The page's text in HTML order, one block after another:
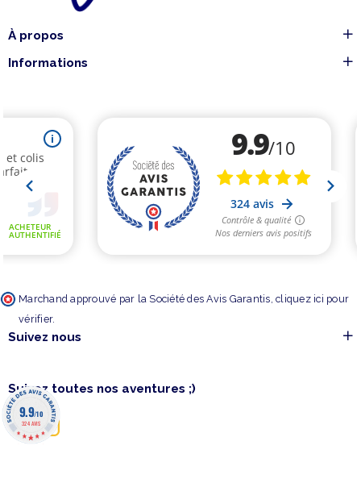
À propos
Informations
Marchand approuvé par la Société des Avis Garantis, cliquez ici pour
vérifier.
Suivez nous
Suivez toutes nos aventures ;)
9.9/10
324 AVIS